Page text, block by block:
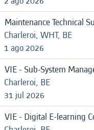
Maintenance Technical
Charleroi, WHT, BE
1 ago 2026
VIE - Sub-System
Charleroi, BE
31 jul 2026
VIE - Digital E-learning